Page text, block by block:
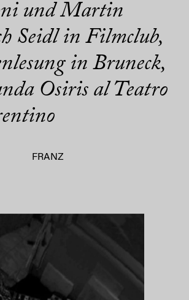
und Martin
Seidl in Filmclub,
in Bruneck,
Osiris al Teatro
FRANZ